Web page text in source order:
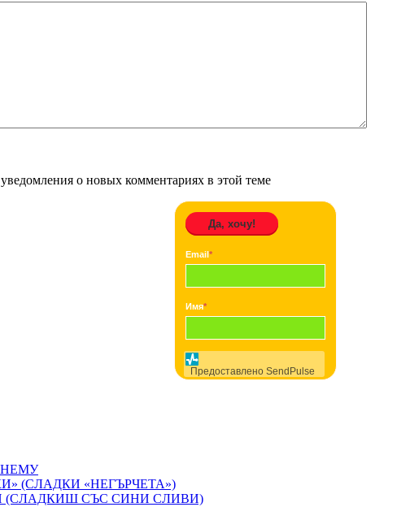
о новых комментариях в этой теме
Да, хочу!
Email *
Имя*
Предоставлено SendPulse
(СЛАДКИ «НЕГЪРЧЕТА»)
(СЛАДКИШ СЪС СИНИ СЛИВИ)